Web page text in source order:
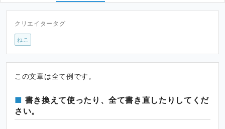
クリエイタータグ
ねこ
この文章は全て例です。
書き換えて使ったり、全て書き直したりしてくだ
さい。